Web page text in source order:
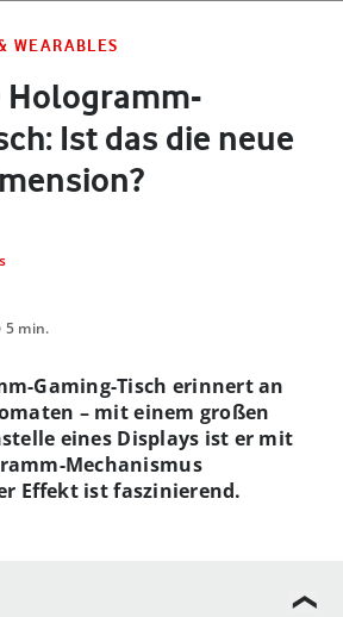
WEARABLES
Hologramm-
Ist das die neue
5 min.
Gaming-Tisch erinnert an
– mit einem großen
eines Displays ist er mit
Mechanismus
Effekt ist faszinierend.